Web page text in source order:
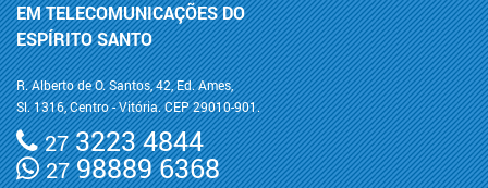
EM TELECOMUNICAÇÕES DO
ESPÍRITO SANTO
R. Alberto de O. Santos, 42, Ed. Ames,
Sl. 1316, Centro - Vitória. CEP 29010-901.
273223 4844
2798889 6368